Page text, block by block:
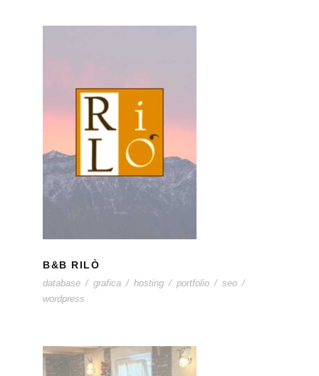
B&B RILÒ
B&B RILÒ
database / grafica / hosting / portfolio / seo /
wordpress